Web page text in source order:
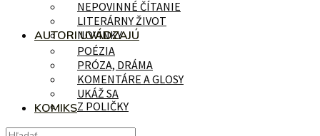
NOVINKY
Z POLIČKY
NEPOVINNÉ ČÍTANIE
LITERÁRNY ŽIVOT
AUTORI UVÁDZAJÚ
POÉZIA
PRÓZA, DRÁMA
KOMENTÁRE A GLOSY
UKÁŽ SA
KOMIKS